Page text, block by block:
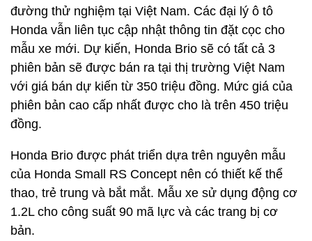
đường thử nghiệm tại Việt Nam. Các đại lý ô tô
Honda vẫn liên tục cập nhật thông tin đặt cọc cho
mẫu xe mới. Dự kiến, Honda Brio sẽ có tất cả 3
phiên bản sẽ được bán ra tại thị trường Việt Nam
với giá bán dự kiến từ 350 triệu đồng. Mức giá của
phiên bản cao cấp nhất được cho là trên 450 triệu
đồng.
Honda Brio được phát triển dựa trên nguyên mẫu
của Honda Small RS Concept nên có thiết kế thể
thao, trẻ trung và bắt mắt. Mẫu xe sử dụng động cơ
1.2L cho công suất 90 mã lực và các trang bị cơ
bản.